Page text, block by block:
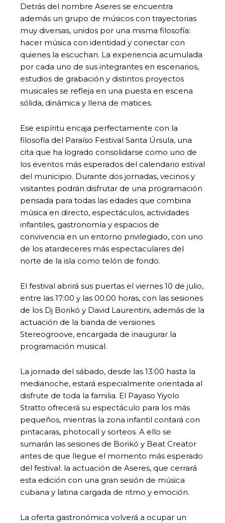
Detrás del nombre Aseres se encuentra
además un grupo de músicos con trayectorias
muy diversas, unidos por una misma filosofía:
hacer música con identidad y conectar con
quienes la escuchan. La experiencia acumulada
por cada uno de sus integrantes en escenarios,
estudios de grabación y distintos proyectos
musicales se refleja en una puesta en escena
sólida, dinámica y llena de matices.
Ese espíritu encaja perfectamente con la
filosofía del Paraíso Festival Santa Úrsula, una
cita que ha logrado consolidarse como uno de
los eventos más esperados del calendario estival
del municipio. Durante dos jornadas, vecinos y
visitantes podrán disfrutar de una programación
pensada para todas las edades que combina
música en directo, espectáculos, actividades
infantiles, gastronomía y espacios de
convivencia en un entorno privilegiado, con uno
de los atardeceres más espectaculares del
norte de la isla como telón de fondo.
El festival abrirá sus puertas el viernes 10 de julio,
entre las 17:00 y las 00:00 horas, con las sesiones
de los Dj Borikó y David Laurentini, además de la
actuación de la banda de versiones
Stereogroove, encargada de inaugurar la
programación musical.
La jornada del sábado, desde las 13:00 hasta la
medianoche, estará especialmente orientada al
disfrute de toda la familia. El Payaso Yiyolo
Stratto ofrecerá su espectáculo para los más
pequeños, mientras la zona infantil contará con
pintacaras, photocall y sorteos. A ello se
sumarán las sesiones de Borikó y Beat Creator
antes de que llegue el momento más esperado
del festival: la actuación de Aseres, que cerrará
esta edición con una gran sesión de música
cubana y latina cargada de ritmo y emoción.
La oferta gastronómica volverá a ocupar un